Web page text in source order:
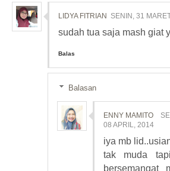
LIDYA FITRIAN SENIN, 31
sudah tua saja mash giat
Balas
Balasan
ENNY MAMITO
08 APRIL, 2014
iya mb
tak muda
bersemangat